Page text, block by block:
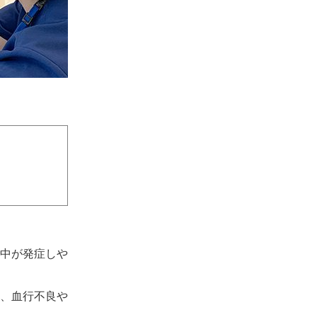
が発症しや
血行不良や